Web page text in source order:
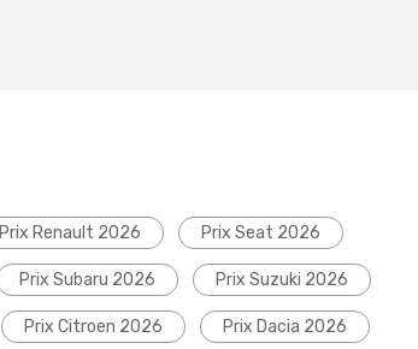
Prix Renault 2026 Prix Seat 2026
Prix Subaru 2026 Prix Suzuki 2026
Prix Citroen 2026 Prix Dacia 2026